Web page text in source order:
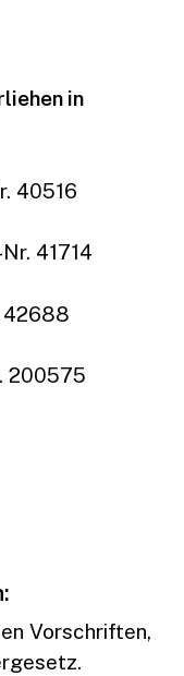
in
40516
41714
42688
200575
Vorschriften,